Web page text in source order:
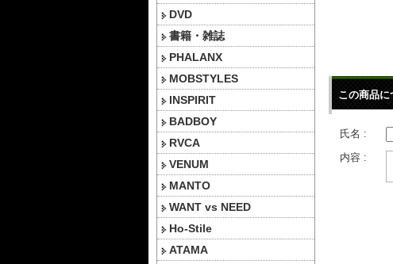
DVD
書籍・雑誌
PHALANX
MOBSTYLES
INSPIRIT
BADBOY
RVCA
VENUM
MANTO
WANT vs NEED
Ho-Stile
ATAMA
この商品
氏名 :
内容 :